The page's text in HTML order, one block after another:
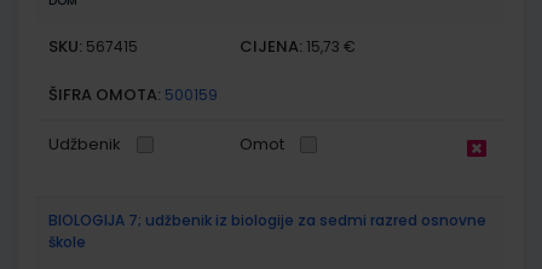
SKU: 567415 CIJENA: 15,73 €
ŠIFRA OMOTA: 500159
Udžbenik Omot
BIOLOGIJA 7; udžbenik iz biologije za sedmi razred osnovne
škole